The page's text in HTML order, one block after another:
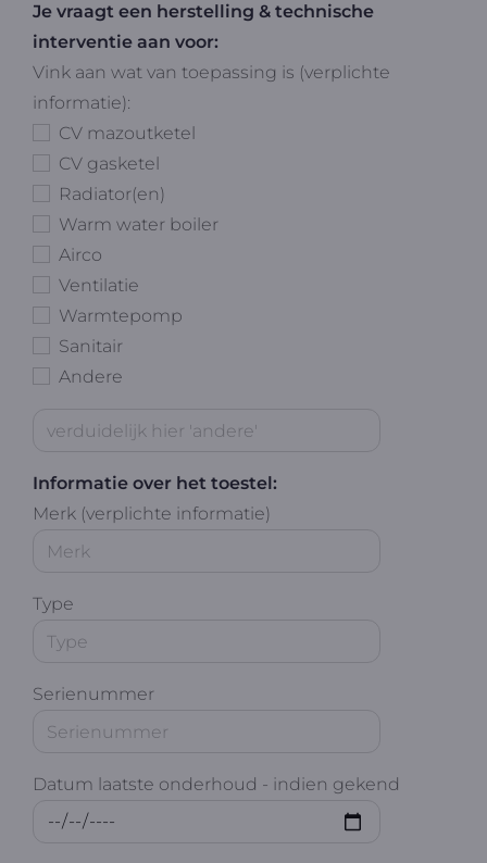
Je vraagt een herstelling & technische
interventie aan voor:
CV mazoutketel
CV gasketel
Radiator(en)
Warm water boiler
Airco
Ventilatie
Warmtepomp
Sanitair
Andere
Vink aan wat van toepassing is (verplichte
informatie):
Informatie over het toestel:
Merk (verplichte informatie)
Type
Serienummer
Datum laatste onderhoud - indien gekend